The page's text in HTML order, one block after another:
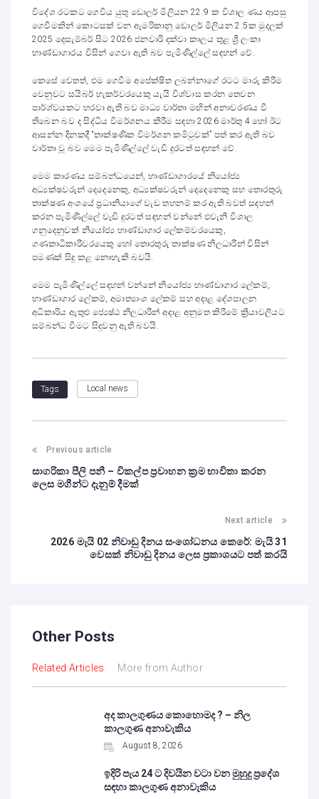
විදේශ රටකට ගෙවිය යුතු ඩොලර් මිලියන 22.9 ක විශාල ණය ආපසු
ගෙවීමකින් කොටසක් වන ඇමරිකානු ඩොලර් මිලියන 2.5ක මුදලක්
2025 දෙසැම්බර් සිට 2026 ජනවාරි දක්වා කාලය තුළ ශ්‍රී ලංකා
භාණ්ඩාගාරය විසින් ගෙවා ඇති බව පැමිණිල්ලේ සඳහන් වේ.
කෙසේ වෙතත්, එම ගෙවීම අපේක්ෂිත ලබන්නාගේ රටට මාරු කිරීම
වෙනුවට සයිබර් හැකර්වරයෙකු යැයි විශ්වාස කරන තෙවන
පාර්ශ්වයකට හරවා ඇති බව මාධ්‍ය වාර්තා මඟින් අනාවරණය වී
තිබෙන බව ද සිද්ධිය විමර්ශනය කිරීම සඳහා 2026 මාර්තු 4 හෝ ඊට
ආසන්න දිනකදී “තාක්ෂණික විමර්ශන කමිටුවක්” පත් කර ඇති බව
වාර්තා වූ බව මෙම පැමිණිල්ලේ වැඩි දුරටත් සඳහන් වේ.
මෙම කාරණය සම්බන්ධයෙන්, භාණ්ඩාගාරයේ නියෝජ්‍ය
අධ්‍යක්ෂවරුන් දෙදෙනෙකු, අධ්‍යක්ෂවරුන් දෙදෙනෙකු සහ තොරතුරු
තාක්ෂණ අංශයේ ප්‍රධානියාගේ වැඩ තහනම් කර ඇති බවත් සඳහන්
කරන පැමිණිල්ලේ වැඩි දුරටත් සඳහන් වන්නේ එවැනි විශාල
ගනුදෙනුවක් නියෝජ්‍ය භාණ්ඩාගාර ලේකම්වරයෙකු,
ගණකාධිකාරීවරයෙකු හෝ තොරතුරු තාක්ෂණ නිලධාරීන් විසින්
පමණක් සිදු කළ නොහැකි බවයි.
මෙම පැමිණිල්ලේ සඳහන් වන්නේ නියෝජ්‍ය භාණ්ඩාගාර ලේකම්,
භාණ්ඩාගාර ලේකම්, අමාත්‍යාංශ ලේකම් සහ අදාළ දේශපාලන
අධිකාරිය ඇතුළු ජ්‍යෙෂ්ඨ නිලධාරීන් අදාළ අනුමත කිරීමේ ක්‍රියාවලියට
සම්බන්ධ වීමට සිදුවනු ඇති බවයි.
Tags Local news
Previous article
සාගරිකා පීලි පනී – විකල්ප ප්‍රවාහන ක්‍රම භාවිතා කරන
ලෙස මගීන්ට දැනුම් දීමක්
Next article
2026 මැයි 02 නිවාඩු දිනය සංශෝධනය කෙරේ: මැයි 31
වෙසක් නිවාඩු දිනය ලෙස ප්‍රකාශයට පත් කරයි
Other Posts
Related Articles More from Author
අද කාලගුණය කොහොමද ? – නිල
කාලගුණ අනාවැකිය
August 8, 2026
ඉදිරි පැය 24 ට දිවයින වටා වන මුහුදු ප්‍රදේශ
සඳහා කාලගුණ අනාවැකිය